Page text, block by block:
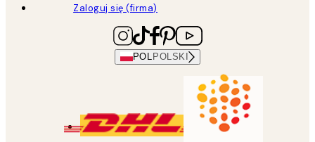
Zaloguj się (firma)
POL POLSKI